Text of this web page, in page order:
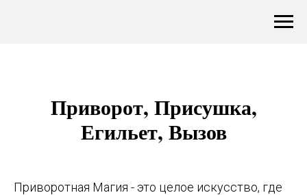
Приворот, Присушка,
Егильет, Вызов
Приворотная Магия - это целое искусство, где